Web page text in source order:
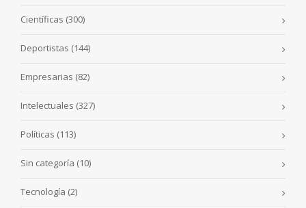
Científicas (300)
Deportistas (144)
Empresarias (82)
Intelectuales (327)
Políticas (113)
Sin categoría (10)
Tecnología (2)